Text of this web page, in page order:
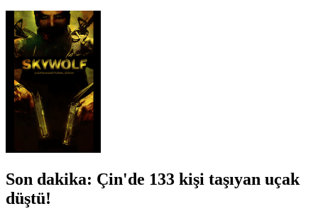
Son dakika: Çin'de 133 kişi taşıyan uçak
düştü!